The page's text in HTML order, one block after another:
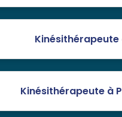
Kinésithérapeute
Kinésithérapeute à